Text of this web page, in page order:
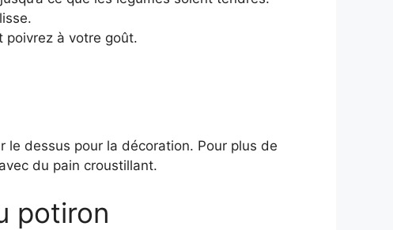
poivrez à votre goût.
le dessus pour la décoration. Pour plus de
du pain croustillant.
potiron